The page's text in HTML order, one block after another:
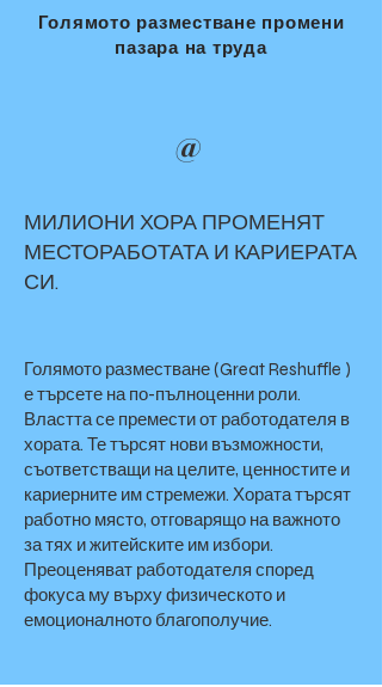
Голямото разместване промени
пазара на труда
@
МИЛИОНИ ХОРА ПРОМЕНЯТ
МЕСТОРАБОТАТА И КАРИЕРАТА
СИ.
Голямото разместване (Great Reshuffle )
е търсете на по-пълноценни роли.
Властта се премести от работодателя в
хората. Те търсят нови възможности,
съответстващи на целите, ценностите и
кариерните им стремежи. Хората търсят
работно място, отговарящо на важното
за тях и житейските им избори.
Преоценяват работодателя според
фокуса му върху физическото и
емоционалното благополучие.